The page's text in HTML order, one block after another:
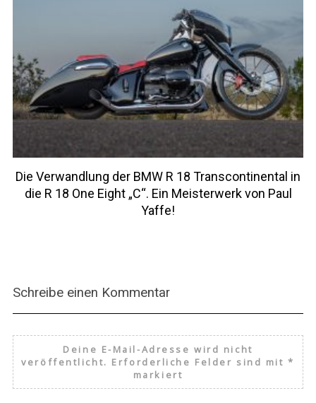
Die Verwandlung der BMW R 18 Transcontinental in
die R 18 One Eight „C“. Ein Meisterwerk von Paul
Yaffe!
Schreibe einen Kommentar
Deine E-Mail-Adresse wird nicht
veröffentlicht. Erforderliche Felder sind mit*
markiert